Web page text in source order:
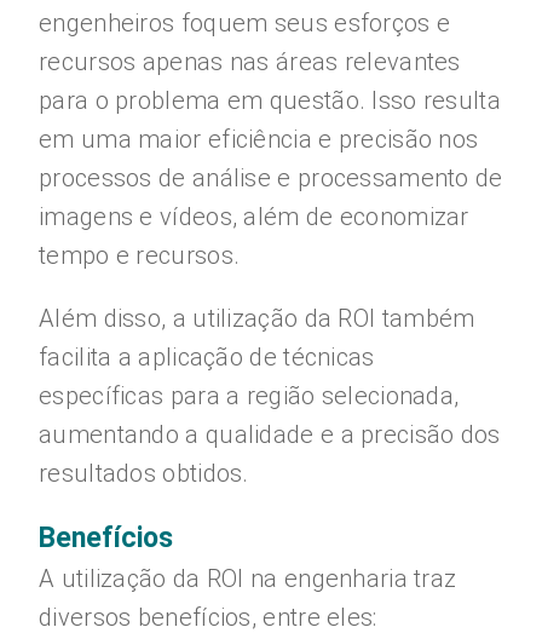
engenheiros foquem seus esforços e
recursos apenas nas áreas relevantes
para o problema em questão. Isso resulta
em uma maior eficiência e precisão nos
processos de análise e processamento de
imagens e vídeos, além de economizar
tempo e recursos.
Além disso, a utilização da ROI também
facilita a aplicação de técnicas
específicas para a região selecionada,
aumentando a qualidade e a precisão dos
resultados obtidos.
Benefícios
A utilização da ROI na engenharia traz
diversos benefícios, entre eles: